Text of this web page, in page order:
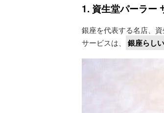
1. 資生堂パーラー
銀座を代表する名店、
サービスは、
銀座らし